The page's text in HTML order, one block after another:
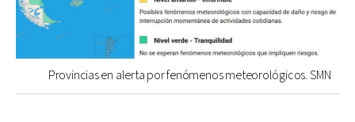
Provincias en alerta por fenómenos meteorológicos. SMN